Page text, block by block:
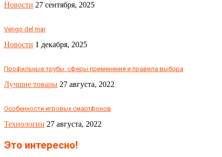
Новости 27 сентября, 2025
Vengo del mar
Новости 1 декабря, 2025
Профильные трубы: сферы применения и правила выбора
Лучшие товары 27 августа, 2022
Особенности игровых смартфонов
Технологии 27 августа, 2022
Это интересно!